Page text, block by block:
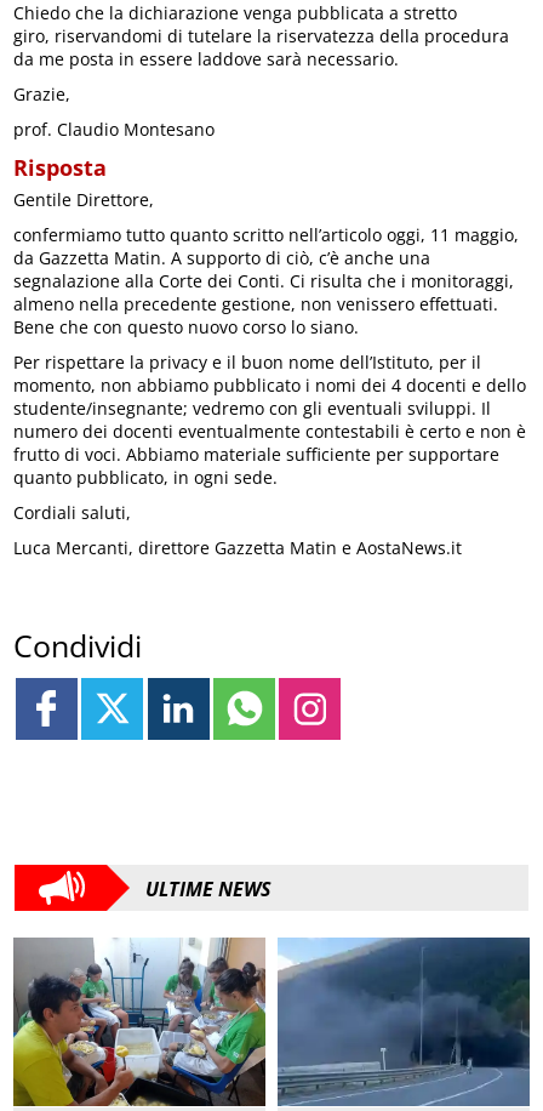
Chiedo che la dichiarazione venga pubblicata a stretto
giro, riservandomi di tutelare la riservatezza della procedura
da me posta in essere laddove sarà necessario.
Grazie,
prof. Claudio Montesano
Risposta
Gentile Direttore,
confermiamo tutto quanto scritto nell’articolo oggi, 11 maggio,
da Gazzetta Matin. A supporto di ciò, c’è anche una
segnalazione alla Corte dei Conti. Ci risulta che i monitoraggi,
almeno nella precedente gestione, non venissero effettuati.
Bene che con questo nuovo corso lo siano.
Per rispettare la privacy e il buon nome dell’Istituto, per il
momento, non abbiamo pubblicato i nomi dei 4 docenti e dello
studente/insegnante; vedremo con gli eventuali sviluppi. Il
numero dei docenti eventualmente contestabili è certo e non è
frutto di voci. Abbiamo materiale sufficiente per supportare
quanto pubblicato, in ogni sede.
Cordiali saluti,
Luca Mercanti, direttore Gazzetta Matin e AostaNews.it
Condividi
ULTIME NEWS